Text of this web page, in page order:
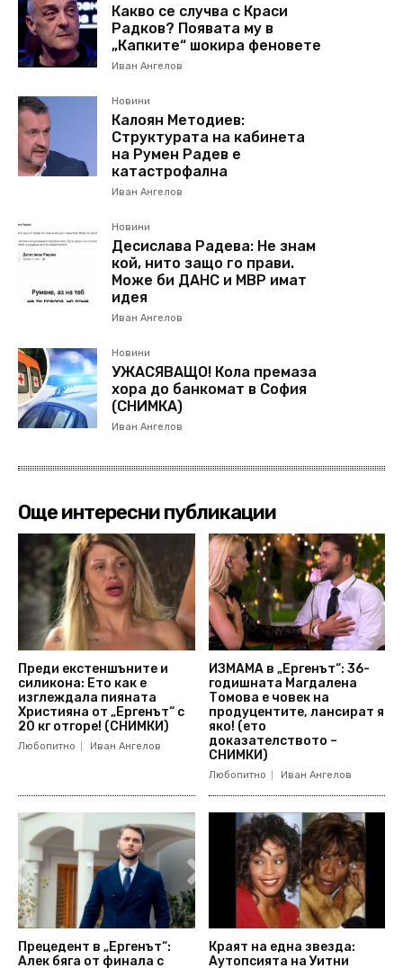
Какво се случва с Краси
Радков? Появата му в
„Капките“ шокира феновете
Иван Ангелов
Новини
Калоян Методиев:
Структурата на кабинета
на Румен Радев е
катастрофална
Иван Ангелов
Новини
Десислава Радева: Не знам
кой, нито защо го прави.
Може би ДАНС и МВР имат
идея
Иван Ангелов
Новини
УЖАСЯВАЩО! Кола премаза
хора до банкомат в София
(СНИМКА)
Иван Ангелов
Още интересни публикации
Преди екстеншъните и
силикона: Ето как е
изглеждала пияната
Християна от „Ергенът“ с
20 кг отгоре! (СНИМКИ)
Любопитно Иван Ангелов
ИЗМАМА в „Ергенът“: 36-
годишната Магдалена
Томова е човек на
продуцентите, лансират я
яко! (ето
доказателството –
СНИМКИ)
Любопитно Иван Ангелов
Прецедент в „Ергенът“:
Алек бяга от финала с
Краят на една звезда:
Аутопсията на Уитни